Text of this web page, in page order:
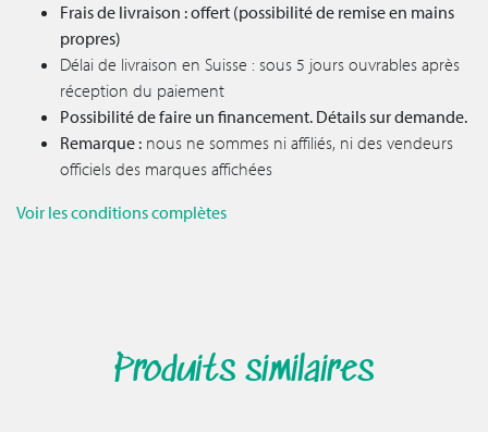
Frais de livraison : offert (possibilité de remise en mains
propres)
Délai de livraison en Suisse : sous 5 jours ouvrables après
réception du paiement
Possibilité de faire un financement. Détails sur demande.
Remarque : nous ne sommes ni affiliés, ni des vendeurs
officiels des marques affichées
Voir les conditions complètes
Produits similaires